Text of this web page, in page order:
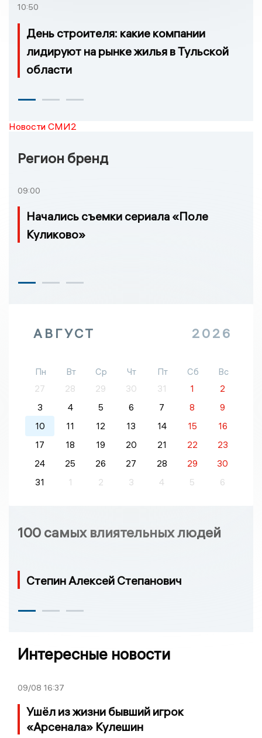
10:50
День строителя: какие компании
лидируют на рынке жилья в Тульской
области
Новости СМИ2
Регион бренд
09:00
Начались съемки сериала «Поле
Куликово»
АВГУСТ 2026
Пн Вт Ср Чт Пт Сб
Вс
27
28 29 30 31 1
2
3
4 5 6 7 8
9
10
11 12 13 14 15
16
17
18 19 20 21 22
23
24
25 26 27 28 29
30
31
1 2 3 4 5 6
100 самых влиятельных людей
Степин Алексей Степанович
Интересные новости
09/08 16:37
Ушёл из жизни бывший игрок
«Арсенала» Кулешин